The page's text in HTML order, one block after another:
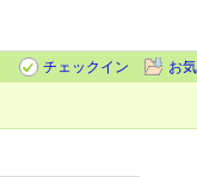
チェックイン お